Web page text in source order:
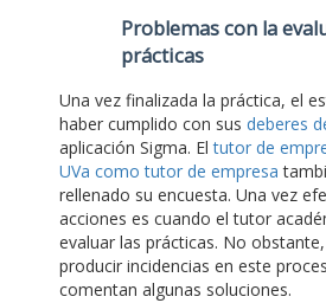
Problemas con la
prácticas
Una vez finalizada la práctica, el
haber cumplido con sus deberes
aplicación Sigma. Eltutor de
UVa como tutor de empresa
rellenado su encuesta. Una vez
acciones es cuando el tutor
evaluar las prácticas. No
producir incidencias en este
comentan algunas soluciones.